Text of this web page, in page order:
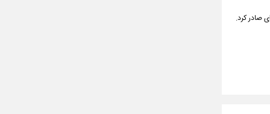
صادر کرد.